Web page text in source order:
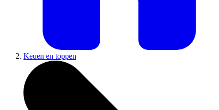
Keuen en toppen